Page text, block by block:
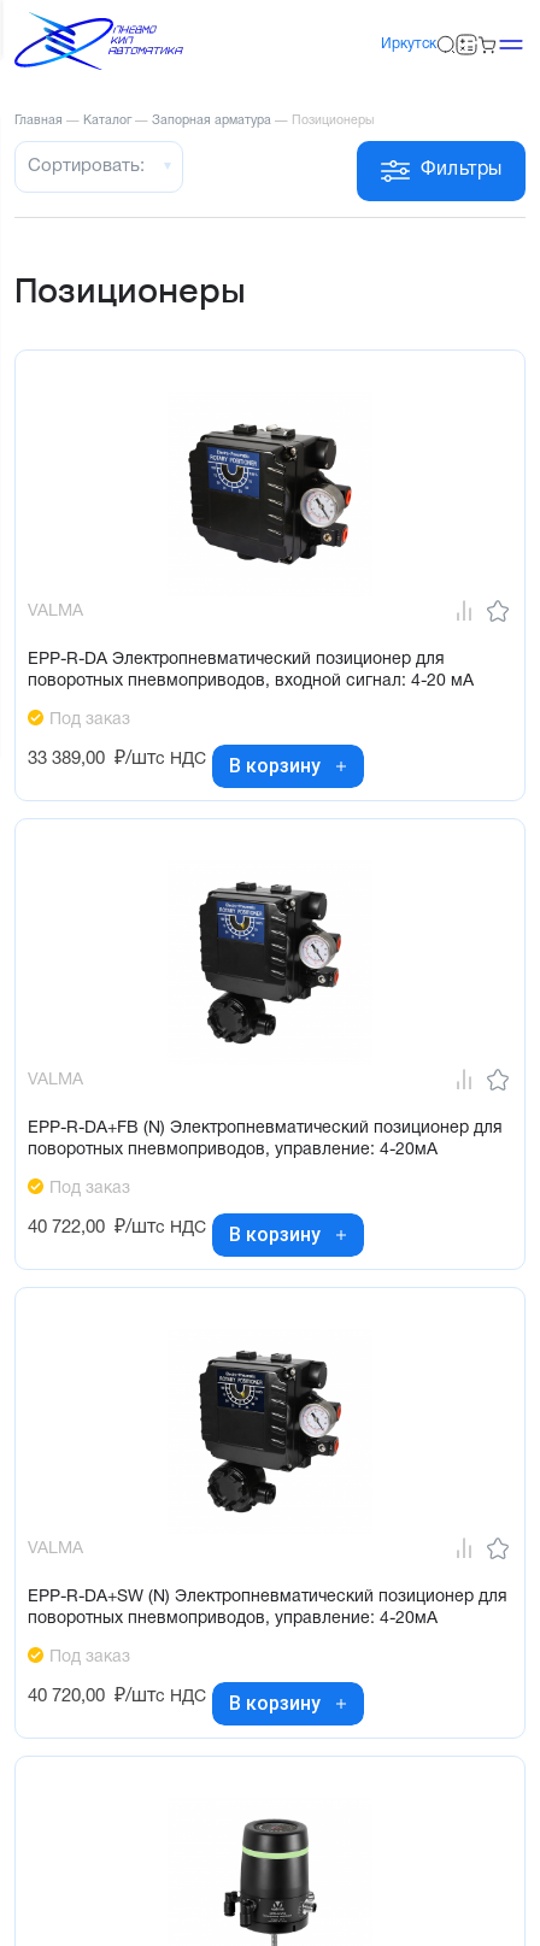
Иркутск
Главная — Каталог — Запорная арматура — Позиционеры
Фильтры
Сортировать:
Позиционеры
VALMA
EPP-R-DA Электропневматический позиционер для
поворотных пневмоприводов, входной сигнал: 4-20 мА
Под заказ
33 389,00 ₽/штс НДС В корзину
VALMA
EPP-R-DA+FB (N) Электропневматический позиционер для
поворотных пневмоприводов, управление: 4-20мА
Под заказ
40 722,00 ₽/штс НДС В корзину
VALMA
EPP-R-DA+SW (N) Электропневматический позиционер для
поворотных пневмоприводов, управление: 4-20мА
Под заказ
40 720,00 ₽/штс НДС В корзину